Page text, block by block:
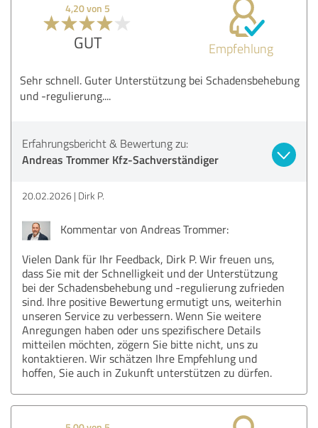
4,20 von 5
GUT Empfehlung
Sehr schnell. Guter Unterstützung bei Schadensbehebung
und -regulierung....
Erfahrungsbericht & Bewertung zu:
Andreas Trommer Kfz-Sachverständiger
20.02.2026 Dirk P.
Kommentar von Andreas Trommer:
Vielen Dank für Ihr Feedback, Dirk P. Wir freuen uns,
dass Sie mit der Schnelligkeit und der Unterstützung
bei der Schadensbehebung und -regulierung zufrieden
sind. Ihre positive Bewertung ermutigt uns, weiterhin
unseren Service zu verbessern. Wenn Sie weitere
Anregungen haben oder uns spezifischere Details
mitteilen möchten, zögern Sie bitte nicht, uns zu
kontaktieren. Wir schätzen Ihre Empfehlung und
hoffen, Sie auch in Zukunft unterstützen zu dürfen.